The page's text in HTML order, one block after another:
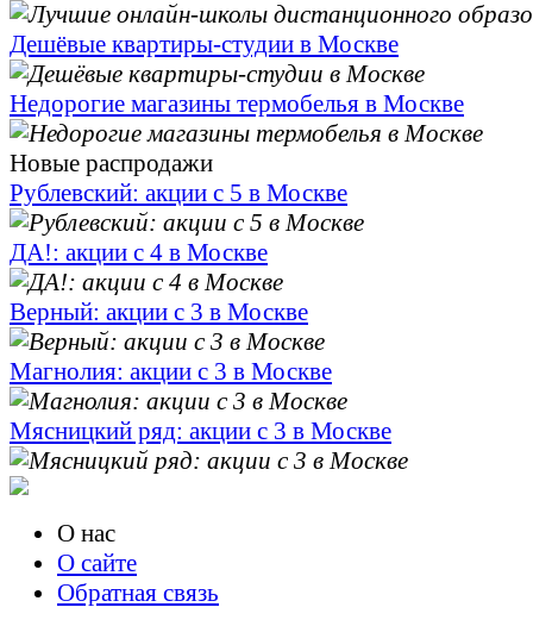
Дешёвые квартиры-студии в Москве
Недорогие магазины термобелья в Москве
Новые распродажи
Рублевский: акции с 5 в Москве
ДА!: акции с 4 в Москве
Верный: акции с 3 в Москве
Магнолия: акции с 3 в Москве
Мясницкий ряд: акции с 3 в Москве
О нас
О сайте
Обратная связь